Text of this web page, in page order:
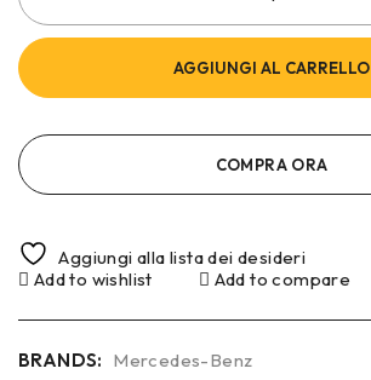
AGGIUNGI AL CARRELLO
COMPRA ORA
Aggiungi alla lista dei desideri
Add to wishlist
Add to compare
BRANDS: Mercedes-Benz